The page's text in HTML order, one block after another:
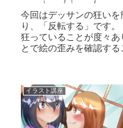
今回はデッサンの狂い
り、「反転する」です
狂っていることが度々
とで絵の歪みを確認する
イラスト講座